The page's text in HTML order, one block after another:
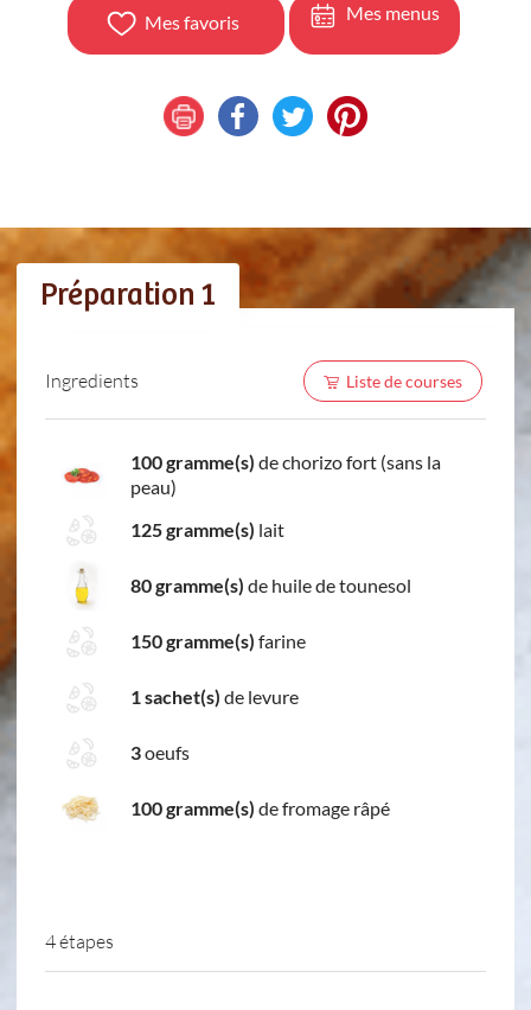
Mes favoris Mes menus
Préparation 1
Ingredients Liste de courses
100 gramme(s) de chorizo fort (sans la
peau)
125 gramme(s) lait
80 gramme(s) de huile de tounesol
150 gramme(s) farine
1 sachet(s) de levure
3oeufs
100 gramme(s) de fromage râpé
4 étapes